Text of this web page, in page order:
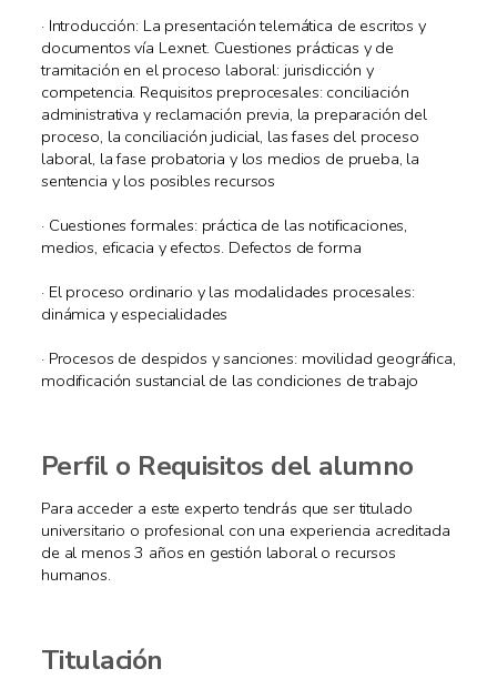
· Introducción: La presentación telemática de escritos y
documentos vía Lexnet. Cuestiones prácticas y de
tramitación en el proceso laboral: jurisdicción y
competencia. Requisitos preprocesales: conciliación
administrativa y reclamación previa, la preparación del
proceso, la conciliación judicial, las fases del proceso
laboral, la fase probatoria y los medios de prueba, la
sentencia y los posibles recursos
· Cuestiones formales: práctica de las notificaciones,
medios, eficacia y efectos. Defectos de forma
· El proceso ordinario y las modalidades procesales:
dinámica y especialidades
· Procesos de despidos y sanciones: movilidad geográfica,
modificación sustancial de las condiciones de trabajo
Perfil o Requisitos del alumno
Para acceder a este experto tendrás que ser titulado
universitario o profesional con una experiencia acreditada
de al menos 3 años en gestión laboral o recursos
humanos.
Titulación